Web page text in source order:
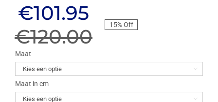
€120.00
Oorspronkelijke
prijs
was:
€120.00.
€101.95
Huidige
prijs
is:
€101.95.
15% Off
Maat

Maat in cm
